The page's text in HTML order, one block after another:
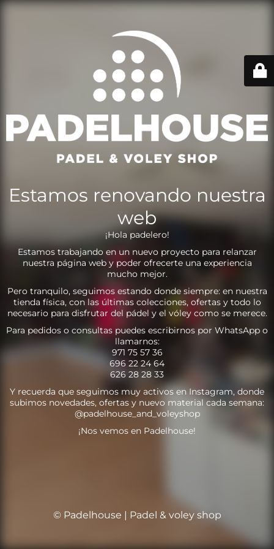
Estamos renovando nuestra
web
¡Hola padelero!
Estamos trabajando en un nuevo proyecto para relanzar
nuestra página web y poder ofrecerte una experiencia
mucho mejor.
Pero tranquilo, seguimos estando donde siempre: en nuestra
tienda física, con las últimas colecciones, ofertas y todo lo
necesario para disfrutar del pádel y el vóley como se merece.
Para pedidos o consultas puedes escribirnos por WhatsApp o
llamarnos:
971 75 57 36
696 22 24 64
626 28 28 33
Y recuerda que seguimos muy activos en Instagram, donde
subimos novedades, ofertas y nuevo material cada semana:
@padelhouse_and_voleyshop
¡Nos vemos en Padelhouse!
© Padelhouse | Padel & voley shop